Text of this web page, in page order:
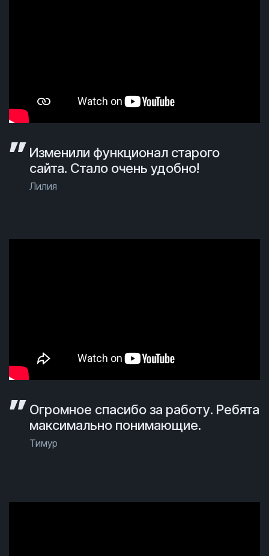
Изменили функционал старого
сайта. Стало очень удобно!
Лилия
Огромное спасибо за работу. Ребята
максимально понимающие.
Тимур